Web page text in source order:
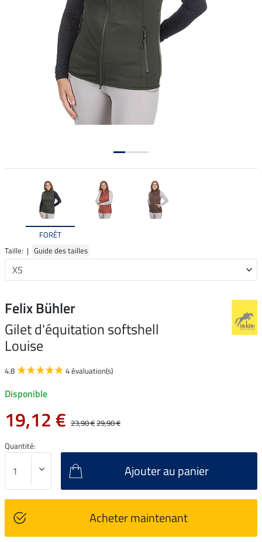
FORÊT
Taille: | Guide des tailles
Felix Bühler
Gilet d'équitation softshell
Louise
4.8 4 évaluation(s)
Disponible
19,12 € 23,90 €29,90 €
Quantité:
Ajouter au panier
Acheter maintenant